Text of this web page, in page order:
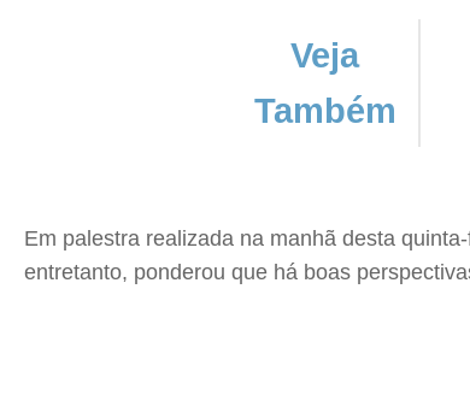
Veja
Também
Em palestra realizada na manhã desta
entretanto, ponderou que há boas